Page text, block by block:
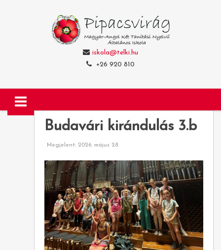
iskola@telki.hu
+26 920 810
Budavári kirándulás 3.b
Megjelent: 2026. május 28.